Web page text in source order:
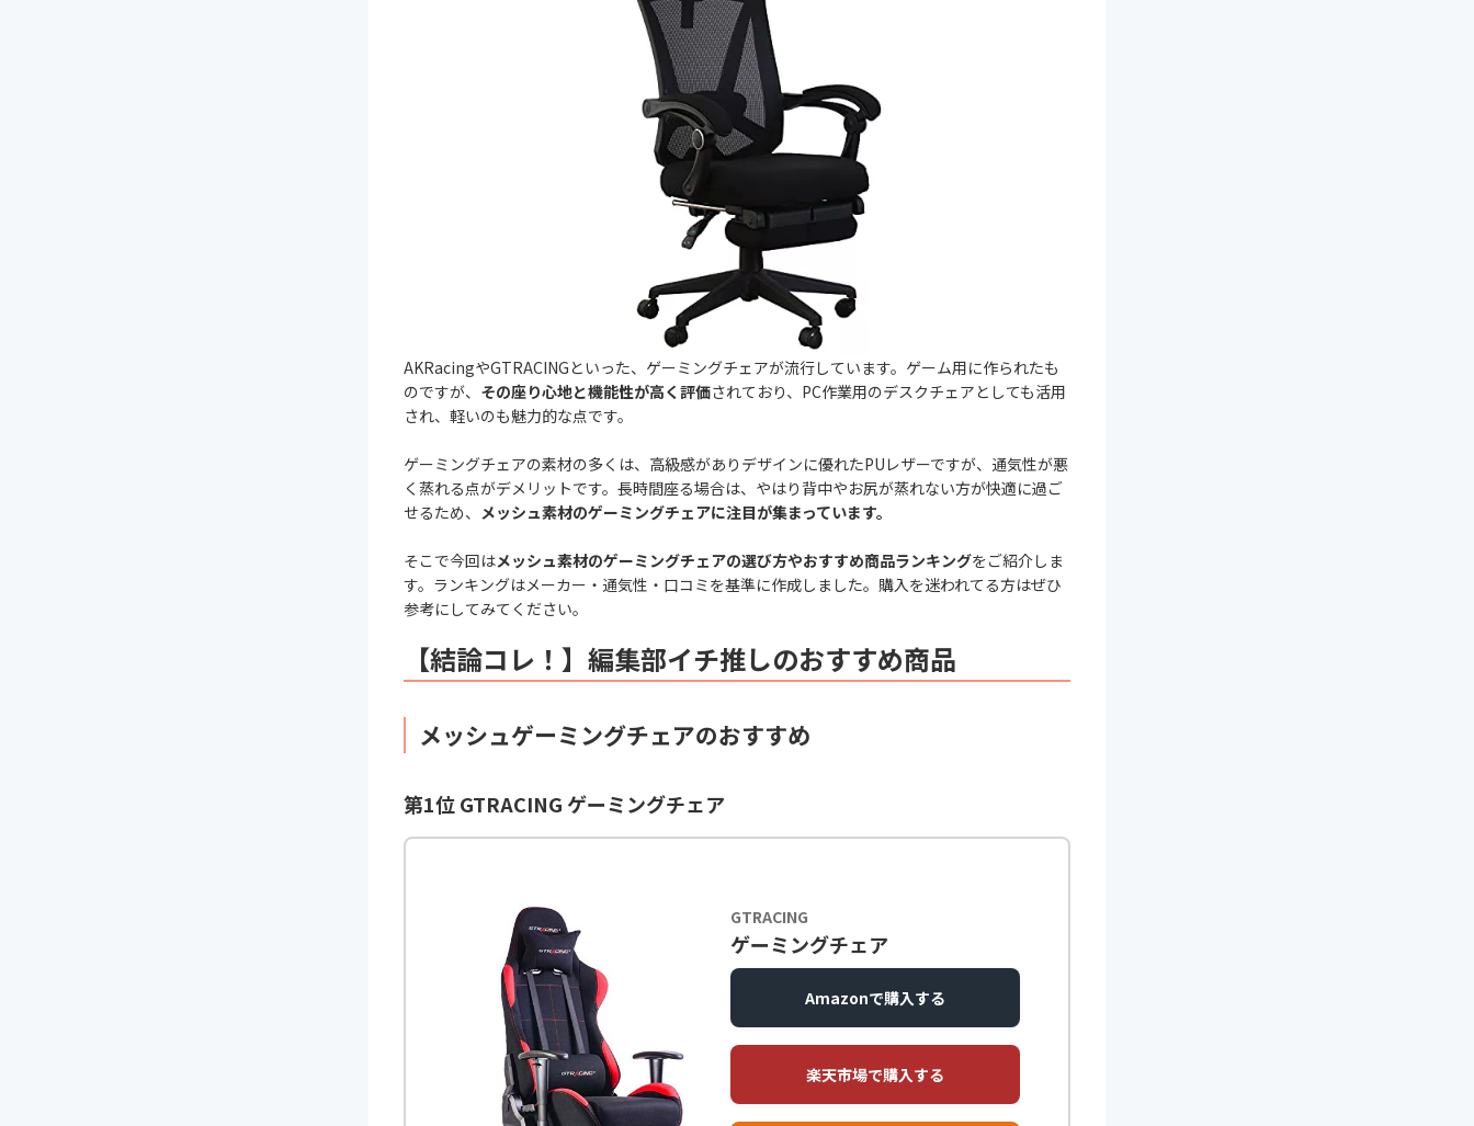
AKRacingやGTRACINGといった、ゲーミングチェアが流行しています。ゲーム用に作られたも
のですが、 その座り心地と機能性が高く評価されており、PC作業用のデスクチェアとしても活用
され、軽いのも魅力的な点です。
ゲーミングチェアの素材の多くは、高級感がありデザインに優れたPUレザーですが、通気性が悪
く蒸れる点がデメリットです。長時間座る場合は、やはり背中やお尻が蒸れない方が快適に過ご
せるため、 メッシュ素材のゲーミングチェアに注目が集まっています。
そこで今回はメッシュ素材のゲーミングチェアの選び方やおすすめ商品ランキングをご紹介しま
す。ランキングはメーカー・通気性・口コミを基準に作成しました。購入を迷われてる方はぜひ
参考にしてみてください。
【結論コレ！】編集部イチ推しのおすすめ商品
メッシュゲーミングチェアのおすすめ
第1位 GTRACING ゲーミングチェア
GTRACING
ゲーミングチェア
Amazonで購入する
楽天市場で購入する